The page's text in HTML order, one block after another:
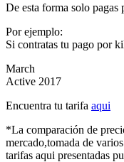
De esta forma solo pagas
Por ejemplo:
Si contratas tu pago por
March
Active 2017
Encuentra tu tarifa aqui
*La comparación de
mercado,tomada de
tarifas aqui presentadas